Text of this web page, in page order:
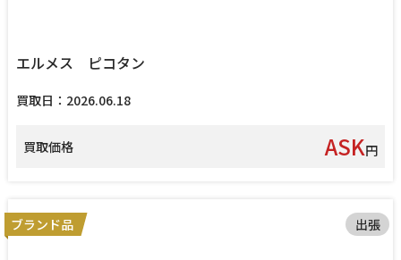
エルメス ピコタン
買取日：2026.06.18
買取価格 ASK円
ブランド品 出張